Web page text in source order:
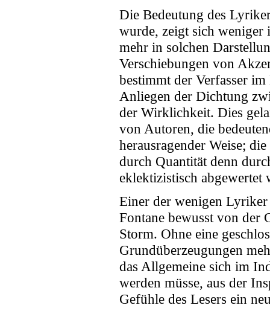
Die Bedeutung des
wurde, zeigt sich weniger
mehr in solchen
Verschiebungen von
bestimmt der Verfasser
Anliegen der Dichtung
der Wirklichkeit. Dies
von Autoren, die
herausragender Weise;
durch Quantität denn
eklektizistisch abgewertet
Einer der wenigen
Fontane bewusst von der
Storm. Ohne eine
Grundüberzeugungen
das Allgemeine sich im
werden müsse, aus der
Gefühle des Lesers ein